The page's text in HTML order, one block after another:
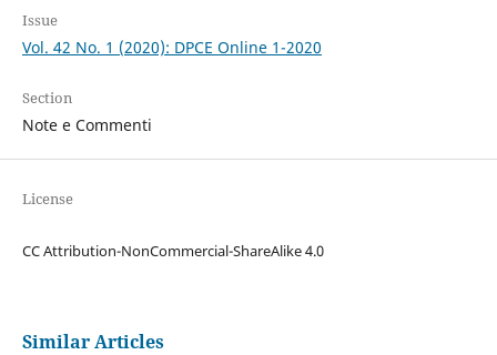
Issue
Vol. 42 No. 1 (2020): DPCE Online 1-2020
Section
Note e Commenti
License
CC Attribution-NonCommercial-ShareAlike 4.0
Similar Articles